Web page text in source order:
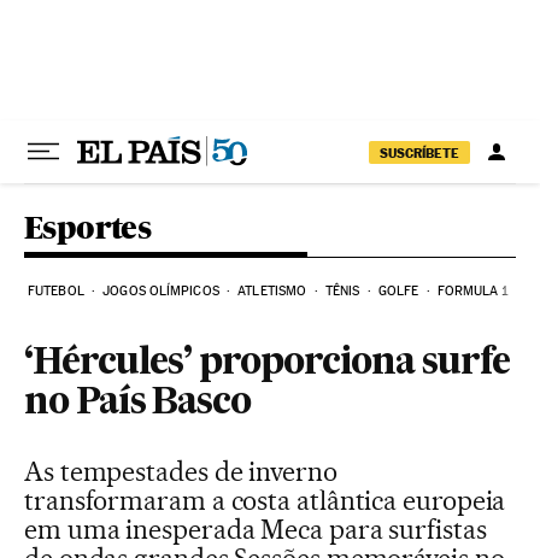
SUSCRÍBETE
Esportes
FUTEBOL JOGOS OLÍMPICOS ATLETISMO TÊNIS GOLFE FORMULA 1
‘Hércules’ proporciona surfe
no País Basco
As tempestades de inverno
transformaram a costa atlântica europeia
em uma inesperada Meca para surfistas